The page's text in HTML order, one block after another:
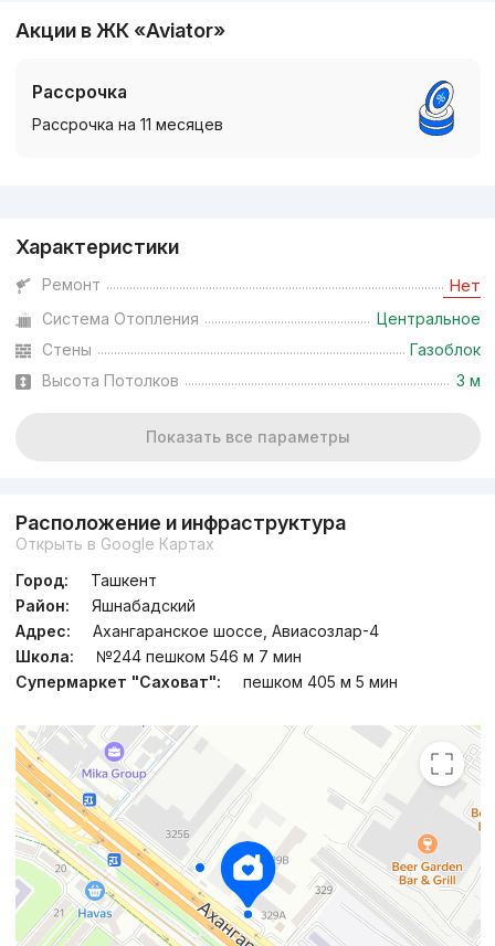
Акции в ЖК «Aviator»
Рассрочка
Рассрочка на 11 месяцев
Характеристики
Ремонт Нет
Система Отопления
Центральное
Стены
Газоблок
Высота Потолков
3 м
Показать все параметры
Расположение и инфраструктура
Открыть в Google Картах
Город:
Ташкент
Район:
Яшнабадский
Адрес:
Ахангаранское шоссе, Авиасозлар-4
Школа:
№244 пешком 546 м 7 мин
Супермаркет "Саховат":
пешком 405 м 5 мин